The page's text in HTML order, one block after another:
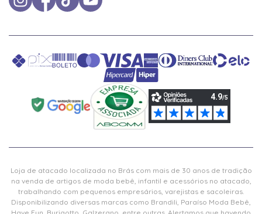
Loja de atacado localizada no Brás com mais de 30 anos de tradição
na venda de artigos de moda bebê, infantil e acessórios no atacado,
trabalhando com pequenos empresários, varejistas e sacoleiras.
Disponibilizando diversas marcas como Brandili, Paraíso Moda Bebê,